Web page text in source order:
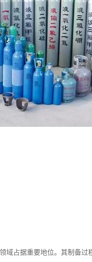
域占据重要地位。其制备